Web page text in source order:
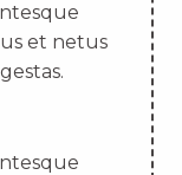
et netus